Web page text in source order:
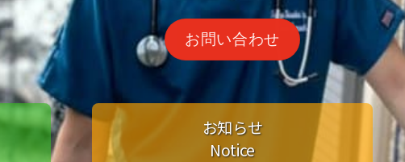
お問い合わせ
お知らせ
Notice